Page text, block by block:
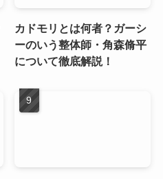
カドモリとは何者？ガーシ
ーのいう整体師・角森脩平
について徹底解説！